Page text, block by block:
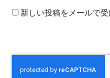
新しい投稿をメールで受